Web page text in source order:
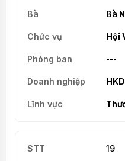
Bà
Hội
---
19